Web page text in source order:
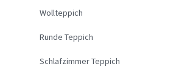
Wollteppich
Runde Teppich
Schlafzimmer Teppich